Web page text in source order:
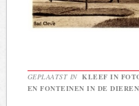
GEPLAATST IN KLEEF IN
EN FONTEINEN IN DE